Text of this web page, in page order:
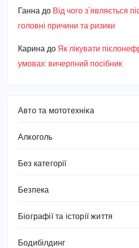
Ганна до Від чого з’являється
головні причини та ризики
Карина до Як лікувати
умовах: вичерпний посібник
Авто та мототехніка
Алкоголь
Без категорії
Безпека
Біографії та історії життя
Бодибілдинг